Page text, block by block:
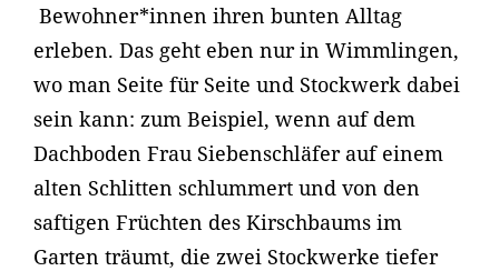
Bewohner*innen ihren bunten Alltag
erleben. Das geht eben nur in Wimmlingen,
wo man Seite für Seite und Stockwerk dabei
sein kann: zum Beispiel, wenn auf dem
Dachboden Frau Siebenschläfer auf einem
alten Schlitten schlummert und von den
saftigen Früchten des Kirschbaums im
Garten träumt, die zwei Stockwerke tiefer